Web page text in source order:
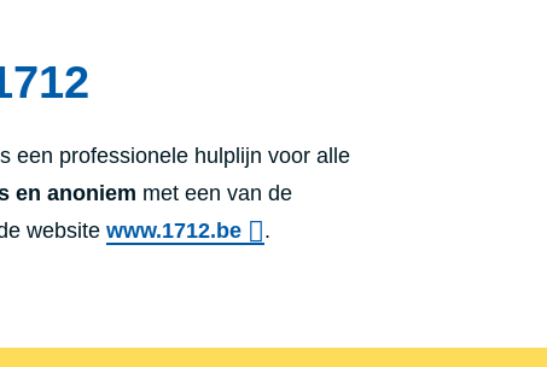
een professionele hulplijn voor alle
en anoniem met een van de
website www.1712.be .